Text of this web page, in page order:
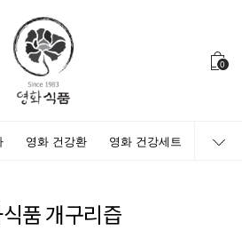
0
영화 건강환 영화 건강세트
품 개구리즙